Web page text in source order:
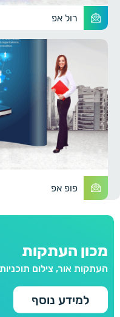
רול אפ
פופ אפ
מכון העתקות
העתקות אור, צילום
למידע נוסף